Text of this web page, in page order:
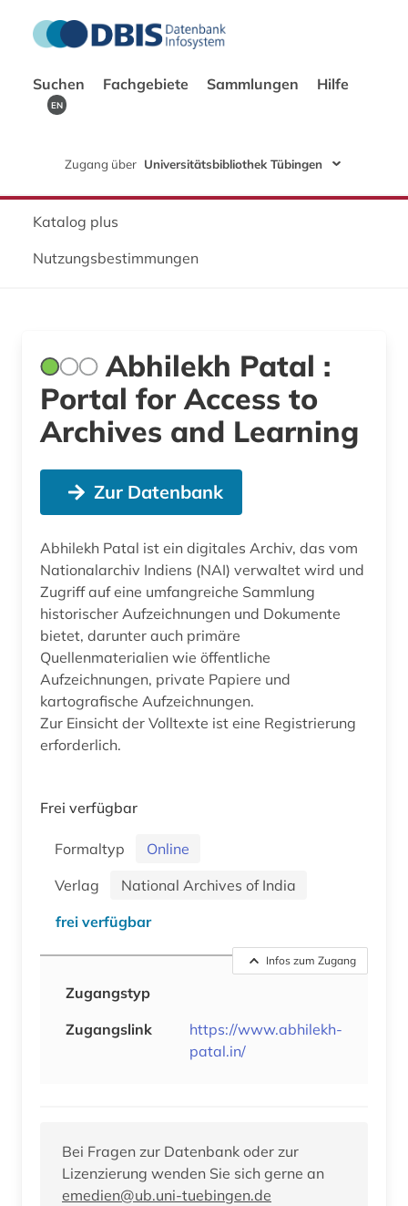
Suchen Fachgebiete Sammlungen Hilfe
EN
Zugang über Universitätsbibliothek Tübingen
Katalog plus
Nutzungsbestimmungen
Abhilekh Patal :
Portal for Access to
Archives and Learning
Zur Datenbank
Abhilekh Patal ist ein digitales Archiv, das vom
Nationalarchiv Indiens (NAI) verwaltet wird und
Zugriff auf eine umfangreiche Sammlung
historischer Aufzeichnungen und Dokumente
bietet, darunter auch primäre
Quellenmaterialien wie öffentliche
Aufzeichnungen, private Papiere und
kartografische Aufzeichnungen.
Zur Einsicht der Volltexte ist eine Registrierung
erforderlich.
Frei verfügbar
Formaltyp
Online
Verlag
National Archives of India
frei verfügbar
Infos zum Zugang
Zugangstyp
Zugangslink
https://www.abhilekh-
patal.in/
Bei Fragen zur Datenbank oder zur
Lizenzierung wenden Sie sich gerne an
emedien@ub.uni-tuebingen.de